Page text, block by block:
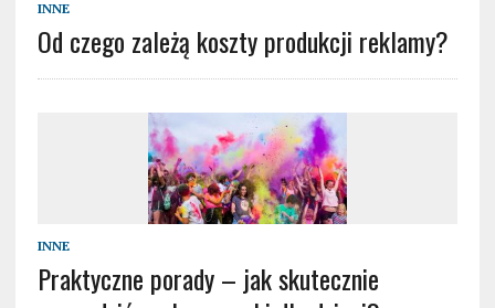
INNE
Od czego zależą koszty produkcji reklamy?
INNE
Praktyczne porady – jak skutecznie